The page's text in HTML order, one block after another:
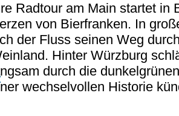
Radtour am Main startet in
von Bierfranken. In
der Fluss seinen Weg
Hinter Würzburg
durch die
wechselvollen Historie